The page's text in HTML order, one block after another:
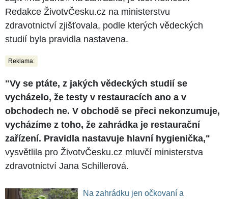
Redakce ŽivotvČesku.cz na ministerstvu
zdravotnictví zjišťovala, podle kterých vědeckých
studií byla pravidla nastavena.
Reklama:
"Vy se ptáte, z jakých vědeckých studií se
vycházelo, že testy v restauracích ano a v
obchodech ne. V obchodě se přeci nekonzumuje,
vycházíme z toho, že zahrádka je restaurační
zařízení. Pravidla nastavuje hlavní hygienička,"
vysvětlila pro ŽivotvČesku.cz mluvčí ministerstva
zdravotnictví Jana Schillerová.
Na zahrádku jen očkovaní a